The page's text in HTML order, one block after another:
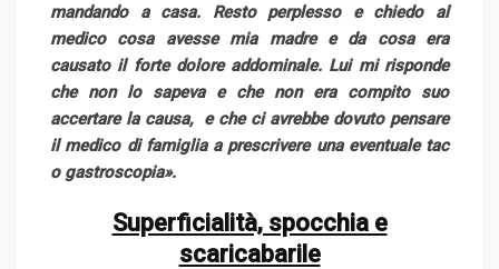
mandando a casa. Resto perplesso e chiedo al
medico cosa avesse mia madre e da cosa era
causato il forte dolore addominale. Lui mi risponde
che non lo sapeva e che non era compito suo
accertare la causa, e che ci avrebbe dovuto pensare
il medico di famiglia a prescrivere una eventuale tac
o gastroscopia».
Superficialità, spocchia e
scaricabarile